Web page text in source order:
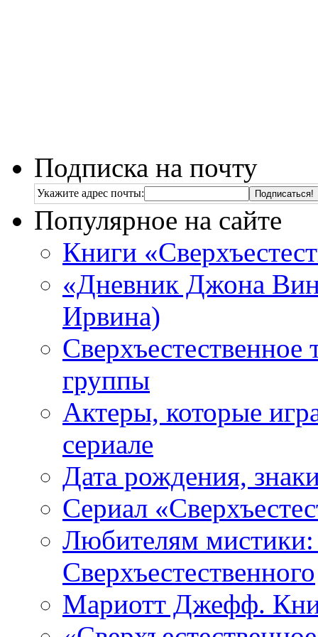
Подписка на почту
Укажите адрес почты:
Популярное на сайте
Книги
«Дневник Джона
Ирвина)
Сверхъестественное
группы
Актеры, которые
сериале
Дата рождения,
Сериал
Любителям
Сверхъестественного
Мариотт Джефф.